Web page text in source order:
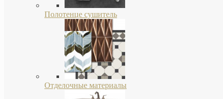
Полотенце сушитель
Отделочные материалы